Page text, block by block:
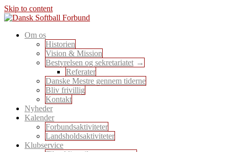
Skip to content
Dansk Softball Forbund
En sport for alle
Om os
Historien
Vision & Mission
Bestyrelsen og sekretariatet
Referater
Danske Mestre gennem tiderne
Bliv frivillig
Kontakt
Nyheder
Kalender
Forbundsaktiviteter
Landsholdsaktiviteter
Klubservice